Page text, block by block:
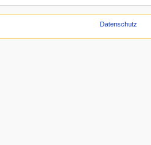
Datenschutz